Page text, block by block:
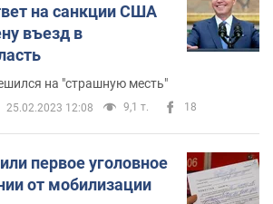
на санкции США
въезд в
на "страшную месть"
25.02.2023 12:08 9,1 т. 18
первое уголовное
от мобилизации